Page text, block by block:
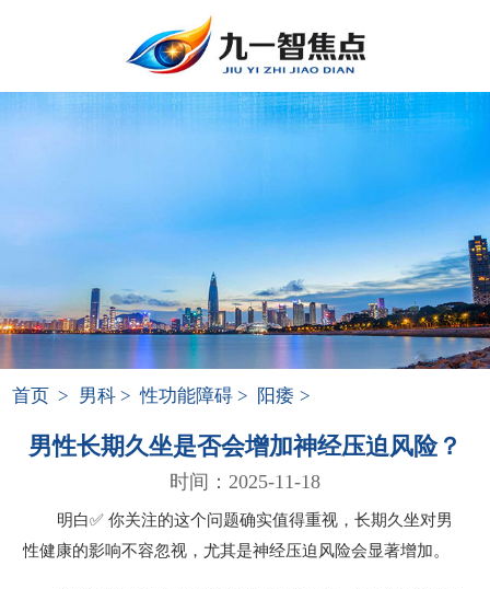
首页 > 男科 > 性功能障碍 > 阳痿 >
男性长期久坐是否会增加神经压迫风险？
时间：2025-11-18
明白✅ 你关注的这个问题确实值得重视，长期久坐对男
性健康的影响不容忽视，尤其是神经压迫风险会显著增加。